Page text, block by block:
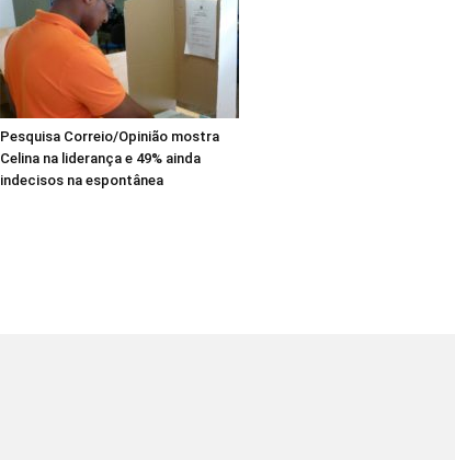
Pesquisa Correio/Opinião mostra
Celina na liderança e 49% ainda
indecisos na espontânea